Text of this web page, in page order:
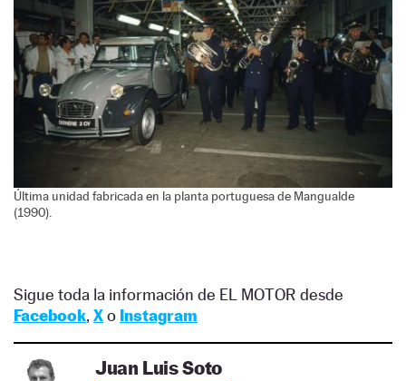
Última unidad fabricada en la planta portuguesa de Mangualde
(1990).
Sigue toda la información de EL MOTOR desde
Facebook, Xo Instagram
Juan Luis Soto